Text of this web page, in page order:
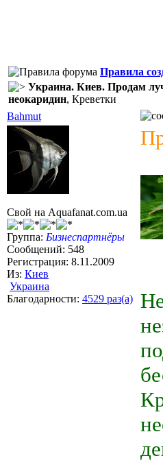
Правила
Украина. Киев. Продам
неокаридин, Креветки
Bahmut
Свой на Aquafanat.com.ua
Группа: Бизнеспартнёры
Сообщений: 548
Регистрация: 8.11.2009
Из: Киев
Украина
Благодарности: 4529 раз(а)